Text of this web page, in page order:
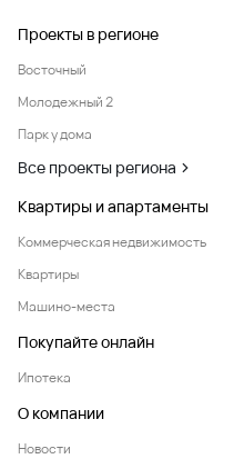
Проекты в регионе
Восточный
Молодежный 2
Парк у дома
Все проекты региона
Квартиры и апартаменты
Коммерческая недвижимость
Квартиры
Машино-места
Покупайте онлайн
Ипотека
О компании
Новости